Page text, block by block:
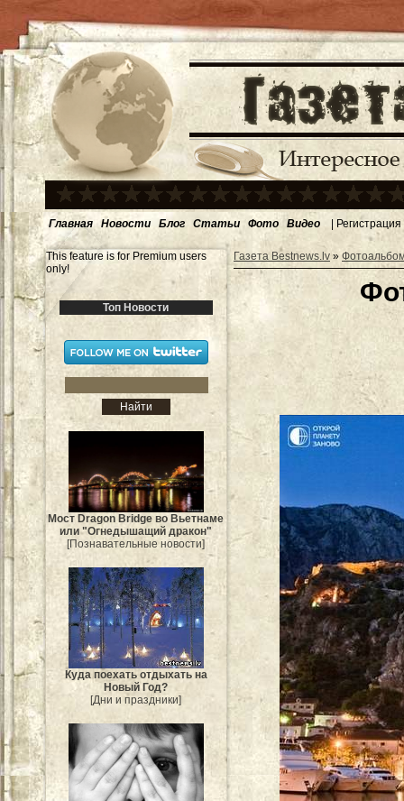
Главная Новости Блог Статьи Фото Видео | Регистрация
This feature is for Premium users
only!
Топ Новости
Мост Dragon Bridge во Вьетнаме
или "Огнедышащий дракон"
[Познавательные новости]
Куда поехать отдыхать на
Новый Год?
[Дни и праздники]
Газета Bestnews.lv»